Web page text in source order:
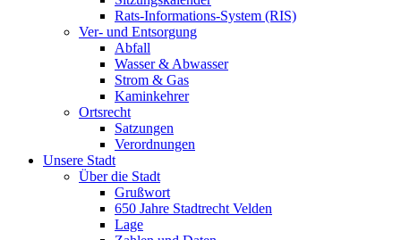
Rats-Informations-System (RIS)
Ver- und Entsorgung
Abfall
Wasser & Abwasser
Strom & Gas
Kaminkehrer
Ortsrecht
Satzungen
Verordnungen
Unsere Stadt
Über die Stadt
Grußwort
650 Jahre Stadtrecht Velden
Lage